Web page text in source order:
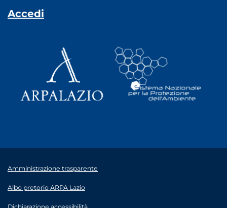
Accedi
Amministrazione trasparente
Albo pretorio ARPA Lazio